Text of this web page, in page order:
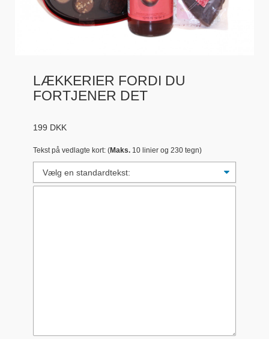
LÆKKERIER FORDI DU
FORTJENER DET
199 DKK
Tekst på vedlagte kort: (Maks. 10 linier og 230 tegn)